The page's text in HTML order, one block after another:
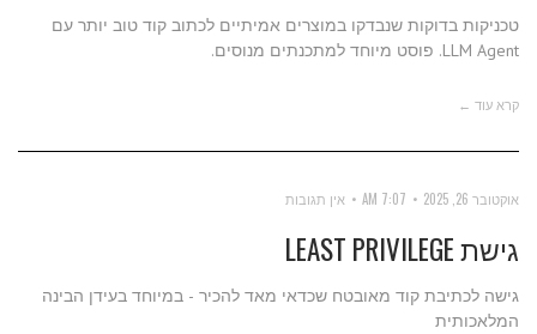
טכניקות בדוקות שנבדקו במוצרים אמיתיים לכתוב קוד טוב יותר עם
LLM Agent. פוסט מיוחד למתכנתים מנוסים.
קרא עוד ←
אוקטובר 26, 2025 7:07 AM אין תגובות
גישת LEAST PRIVILEGE
גישה לכתיבת קוד מאובטח שכדאי מאד להכיר - במיוחד בעידן הבינה
המלאכותית